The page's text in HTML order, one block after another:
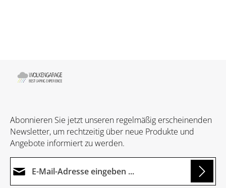
Abonnieren Sie jetzt unseren regelmäßig erscheinenden
Newsletter, um rechtzeitig über neue Produkte und
Angebote informiert zu werden.